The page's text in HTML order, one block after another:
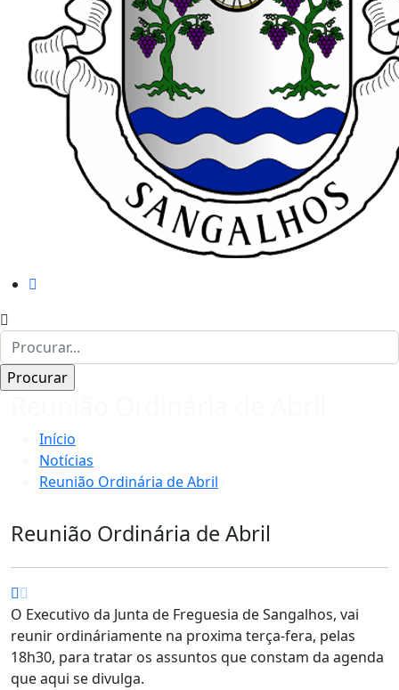
Início
Notícias
Reunião Ordinária de Abril
Reunião Ordinária de Abril
O Executivo da Junta de Freguesia de Sangalhos, vai
reunir ordináriamente na proxima terça-fera, pelas
18h30, para tratar os assuntos que constam da agenda
que aqui se divulga.